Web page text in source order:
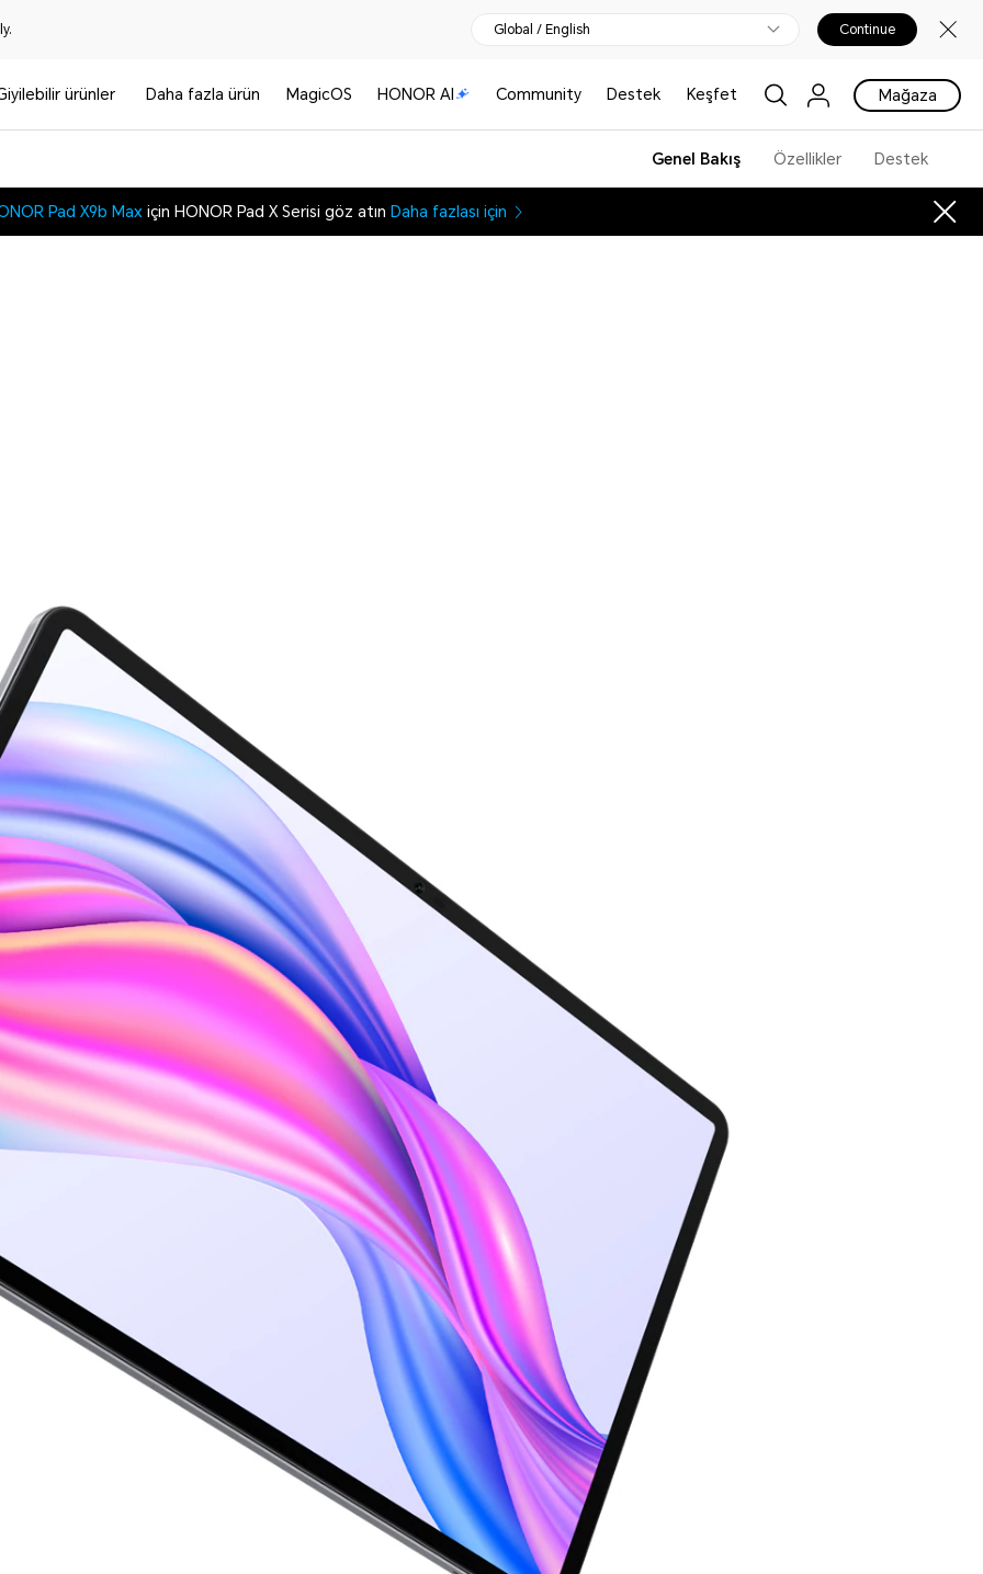
Global / English Continue
ürünler Daha fazla ürün MagicOS HONOR AI Community Destek Keşfet Mağaza
Genel Bakış Özellikler Destek
Pad X9b Maxiçin HONOR Pad X Serisi göz atın Daha fazlası için